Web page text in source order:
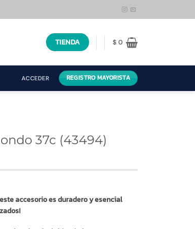
TIENDA $ 0
ACCEDER REGISTRO MAYORISTA
37c (43494)
accesorio es duradero y esencial